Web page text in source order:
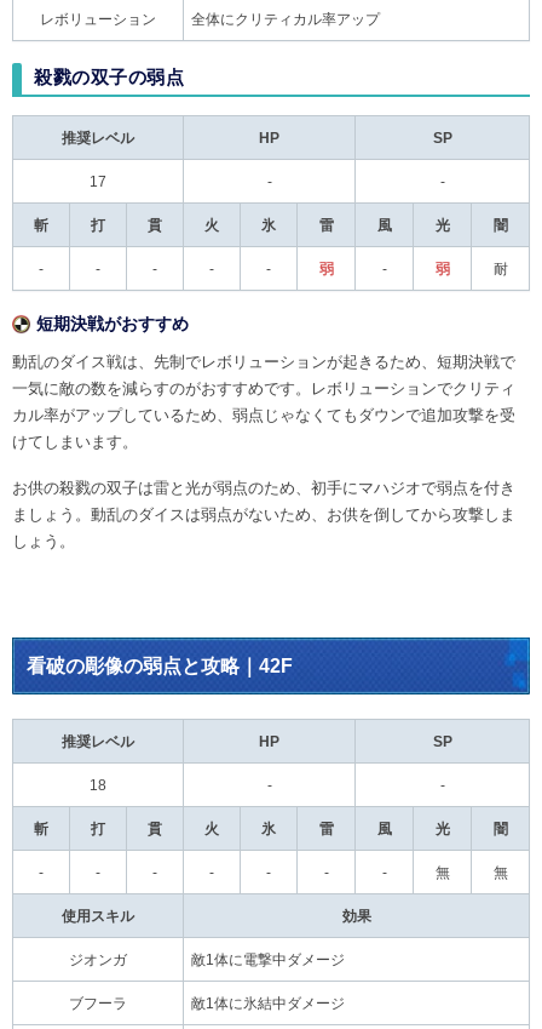
レボリューション 全体にクリティカル率アップ
殺戮の双子の弱点
推奨レベル HP SP
17 - -
斬 打 貫 火 氷 雷 風 光 闇
- - - - - 弱 - 弱 耐
短期決戦がおすすめ
動乱のダイス戦は、先制でレボリューションが起きるため、短期決戦で
一気に敵の数を減らすのがおすすめです。レボリューションでクリティ
カル率がアップしているため、弱点じゃなくてもダウンで追加攻撃を受
けてしまいます。
お供の殺戮の双子は雷と光が弱点のため、初手にマハジオで弱点を付き
ましょう。動乱のダイスは弱点がないため、お供を倒してから攻撃しま
しょう。
看破の彫像の弱点と攻略｜42F
推奨レベル HP SP
18 - -
斬 打 貫 火 氷 雷 風 光 闇
- - - - - - - 無 無
使用スキル 効果
ジオンガ 敵1体に電撃中ダメージ
ブフーラ 敵1体に氷結中ダメージ